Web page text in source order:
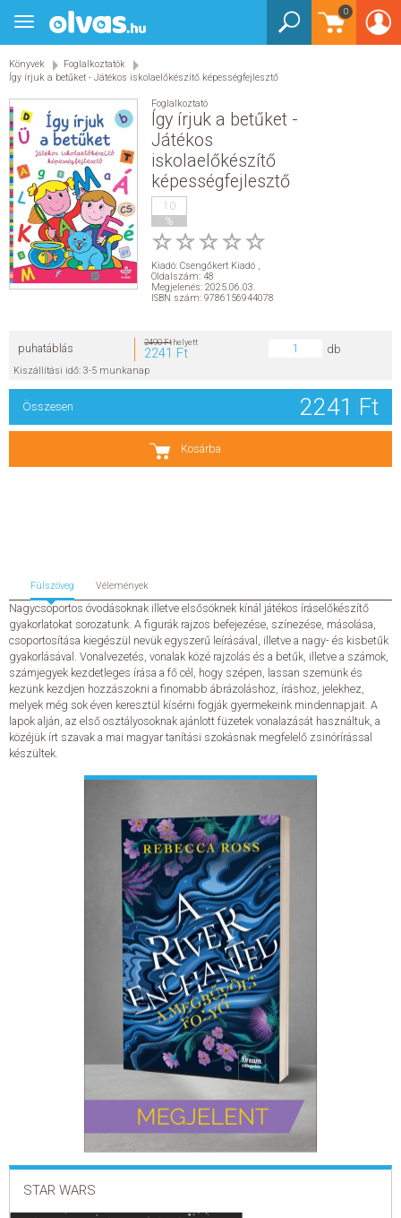
0
Toggle
navigation
Könyvek
Foglalkoztatók
Így írjuk a betűket - Játékos iskolaelőkészítő képességfejlesztő
Foglalkoztató
Így írjuk a betűket -
Játékos
iskolaelőkészítő
képességfejlesztő
10
%
Kiadó: Csengőkert Kiadó ,
Oldalszám: 48
Megjelenés: 2025.06.03.
ISBN szám: 9786156944078
Kosárba
puhatáblás 2490 Fthelyett
2241 Ft db
Kiszállítási idő: 3-5 munkanap
Összesen 2241 Ft
Fülszöveg Vélemények
Nagycsoportos óvodásoknak illetve elsősöknek kínál játékos íráselőkészítő
gyakorlatokat sorozatunk. A figurák rajzos befejezése, színezése, másolása,
csoportosítása kiegészül nevük egyszerű leírásával, illetve a nagy- és kisbetűk
gyakorlásával. Vonalvezetés, vonalak közé rajzolás és a betűk, illetve a számok,
számjegyek kezdetleges írása a fő cél, hogy szépen, lassan szemünk és
kezünk kezdjen hozzászokni a finomabb ábrázoláshoz, íráshoz, jelekhez,
melyek még sok éven keresztül kísérni fogják gyermekeink mindennapjait. A
lapok alján, az első osztályosoknak ajánlott füzetek vonalazását használtuk, a
közéjük írt szavak a mai magyar tanítási szokásnak megfelelő zsinórírással
készültek.
STAR WARS
BEJELENTKEZÉS
KÖNYVEK
E-KÖNYVEK
EGYÉB TERMÉKEK
STAR WARS
AKCIÓ
NÉPSZERŰ KÖNYVEK
SEGÍTHETEK?
SZERZŐK
KAPCSOLAT
ELŐRENDELHETŐ KIADVÁNYOK
ÚJDONSÁGOK
ELŐRENDELÉSI TOPLISTA
ÁLTALÁNOS SZERZŐDÉSI FELTÉTELEK
ADATKEZELÉSI ÉS ADATVÉDELMI SZABÁLYZAT